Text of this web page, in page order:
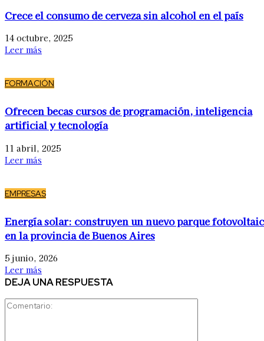
Crece el consumo de cerveza sin alcohol en el país
14 octubre, 2025
Leer más
FORMACIÓN
Ofrecen becas cursos de programación, inteligencia
artificial y tecnología
11 abril, 2025
Leer más
EMPRESAS
Energía solar: construyen un nuevo parque
en la provincia de Buenos Aires
5 junio, 2026
Leer más
DEJA UNA RESPUESTA